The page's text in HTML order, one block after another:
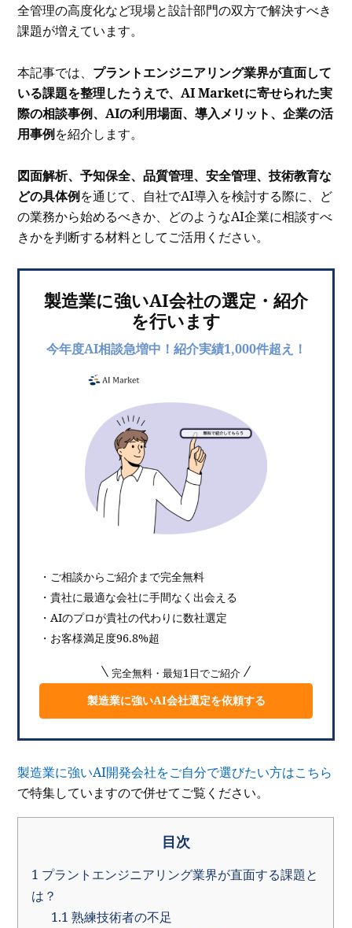
全管理の高度化など現場と設計部門の双方で解決すべき
課題が増えています。
本記事では、 プラントエンジニアリング業界が直面して
いる課題を整理したうえで、AI Marketに寄せられた実
際の相談事例、AIの利用場面、導入メリット、企業の活
用事例を紹介します。
図面解析、予知保全、品質管理、安全管理、技術教育な
どの具体例を通じて、自社でAI導入を検討する際に、ど
の業務から始めるべきか、どのようなAI企業に相談すべ
きかを判断する材料としてご活用ください。
製造業に強いAI会社の選定・紹介
を行います
今年度AI相談急増中！紹介実績1,000件超え！
・ご相談からご紹介まで完全無料
・貴社に最適な会社に手間なく出会える
・AIのプロが貴社の代わりに数社選定
・お客様満足度96.8%超
完全無料・最短1日でご紹介
製造業に強いAI会社選定を依頼する
製造業に強いAI開発会社をご自分で選びたい方はこちら
で特集していますので併せてご覧ください。
目次
1 プラントエンジニアリング業界が直面する課題と
は？
1.1 熟練技術者の不足